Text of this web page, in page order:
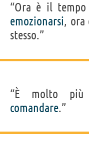
“Ora è il
emozionarsi, ora
stesso.”
“È molto più
comandare.”